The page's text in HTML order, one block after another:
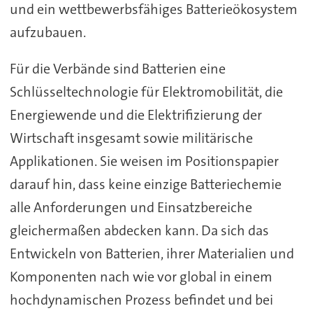
und ein wettbewerbsfähiges Batterieökosystem
aufzubauen.
Für die Verbände sind Batterien eine
Schlüsseltechnologie für Elektromobilität, die
Energiewende und die Elektrifizierung der
Wirtschaft insgesamt sowie militärische
Applikationen. Sie weisen im Positionspapier
darauf hin, dass keine einzige Batteriechemie
alle Anforderungen und Einsatzbereiche
gleichermaßen abdecken kann. Da sich das
Entwickeln von Batterien, ihrer Materialien und
Komponenten nach wie vor global in einem
hochdynamischen Prozess befindet und bei